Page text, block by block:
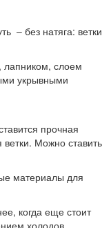
– без натяга: ветки
слоем
укрывными
прочная
Можно ставить
материалы для
когда еще стоит
холодов.